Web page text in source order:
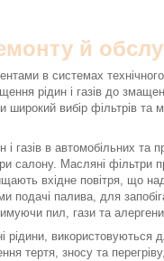
й
в системах
рідин і газів до
вибір фільтрів та
газів в автомобільних
салону. Масляні
вхідне повітря, що
палива, для
пил, гази та
рідини,
тертя, зносу та